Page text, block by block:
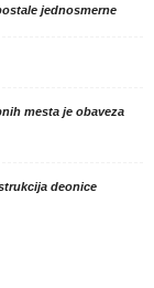
jednosmerne
mesta je obaveza
deonice